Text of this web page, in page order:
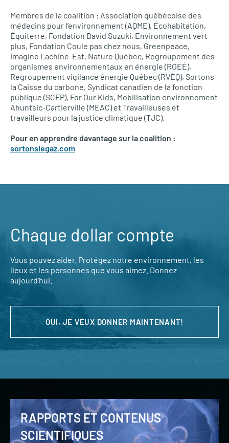
Membres de la coalition : Association québécoise des
médecins pour l’environnement (AQME), Écohabitation,
Équiterre, Fondation David Suzuki, Environnement vert
plus, Fondation Coule pas chez nous, Greenpeace,
Imagine Lachine-Est, Nature Québec, Regroupement des
organismes environnementaux en énergie (ROEÉ),
Regroupement vigilance énergie Québec (RVÉQ), Sortons
la Caisse du carbone, Syndicat canadien de la fonction
publique (SCFP), For Our Kids, Mobilisation environnement
Ahuntsic-Cartierville (MEAC) et Travailleuses et
travailleurs pour la justice climatique (TJC).
Pour en apprendre davantage sur la coalition :
sortonslegaz.com
Chaque dollar compte
Vous pouvez aider. Protégez notre environnement, les
lieux et les personnes que vous aimez. Donnez
aujourd’hui.
OUI, JE VEUX DONNER MAINTENANT!
RAPPORTS ET CONTENUS
SCIENTIFIQUES